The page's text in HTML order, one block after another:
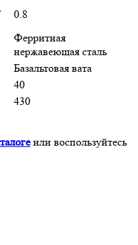
0.8
Ферритная
нержавеющая сталь
Базальтовая вата
40
430
или воспользуйтесь